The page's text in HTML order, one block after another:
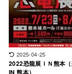
2025-04-25
2022恐龍展ＩＮ熊本
IN 熊本）